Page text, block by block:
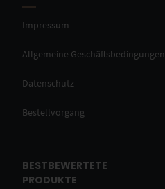
Impressum
Allgemeine Geschäftsbedingungen
Datenschutz
Bestellvorgang
BESTBEWERTETE
PRODUKTE